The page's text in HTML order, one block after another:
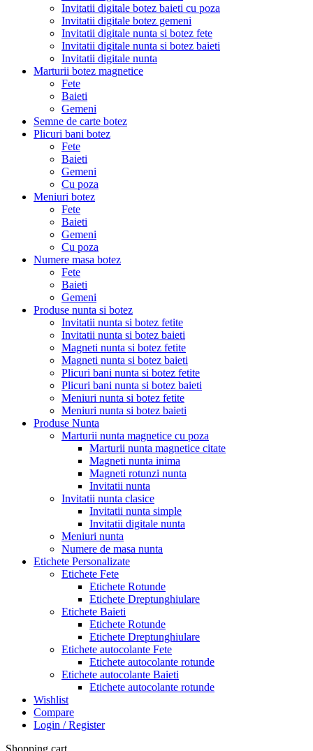
Invitatii digitale botez baieti cu poza
Invitatii digitale botez gemeni
Invitatii digitale nunta si botez fete
Invitatii digitale nunta si botez baieti
Invitatii digitale nunta
Marturii botez magnetice
Fete
Baieti
Gemeni
Semne de carte botez
Plicuri bani botez
Fete
Baieti
Gemeni
Cu poza
Meniuri botez
Fete
Baieti
Gemeni
Cu poza
Numere masa botez
Fete
Baieti
Gemeni
Produse nunta si botez
Invitatii nunta si botez fetite
Invitatii nunta si botez baieti
Magneti nunta si botez fetite
Magneti nunta si botez baieti
Plicuri bani nunta si botez fetite
Plicuri bani nunta si botez baieti
Meniuri nunta si botez fetite
Meniuri nunta si botez baieti
Produse Nunta
Marturii nunta magnetice cu poza
Marturii nunta magnetice citate
Magneti nunta inima
Magneti rotunzi nunta
Invitatii nunta
Invitatii nunta clasice
Invitatii nunta simple
Invitatii digitale nunta
Meniuri nunta
Numere de masa nunta
Etichete Personalizate
Etichete Fete
Etichete Rotunde
Etichete Dreptunghiulare
Etichete Baieti
Etichete Rotunde
Etichete Dreptunghiulare
Etichete autocolante Fete
Etichete autocolante rotunde
Etichete autocolante Baieti
Etichete autocolante rotunde
Wishlist
Compare
Login / Register